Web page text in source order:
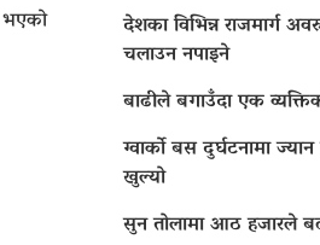
भएको
देशका विभिन्न राजमार्ग
चलाउन नपाइने
बाढीले बगाउँदा एक
ग्वार्को बस दुर्घटनामा
खुल्यो
सुन तोलामा आठ हजारले